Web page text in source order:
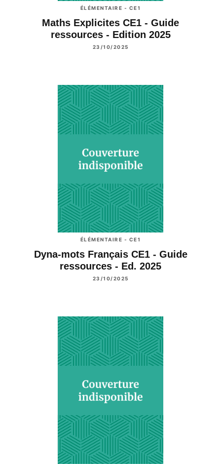
ÉLÉMENTAIRE - CE1
Maths Explicites CE1 - Guide
ressources - Edition 2025
23/10/2025
ÉLÉMENTAIRE - CE1
Dyna-mots Français CE1 - Guide
ressources - Ed. 2025
23/10/2025